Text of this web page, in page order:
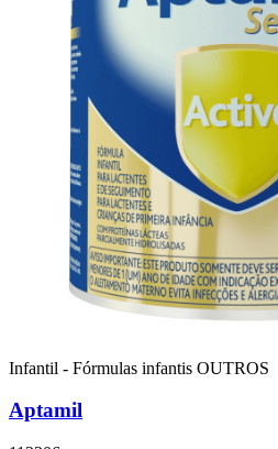
Infantil - Fórmulas infantis OUTROS
Aptamil